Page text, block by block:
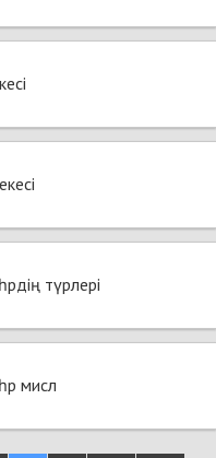
түрлері
мисл